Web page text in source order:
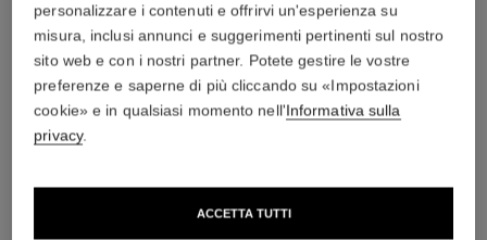
materiale
Oro bianco 18 carati
SCOPRIRE ANCHE
personalizzare i contenuti e offrirvi un'esperienza su
misura, inclusi annunci e suggerimenti pertinenti sul nostro
sito web e con i nostri partner. Potete gestire le vostre
preferenze e saperne di più cliccando su «Impostazioni
cookie» e in qualsiasi momento nell'Informativa sulla
privacy.
ACCETTA TUTTI